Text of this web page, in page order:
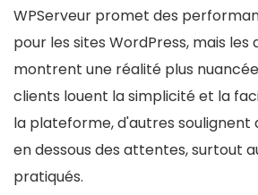
WPServeur promet des
pour les sites WordPress, mais les
montrent une réalité plus
clients louent la simplicité et la
la plateforme, d'autres
en dessous des attentes, surtout
pratiqués.